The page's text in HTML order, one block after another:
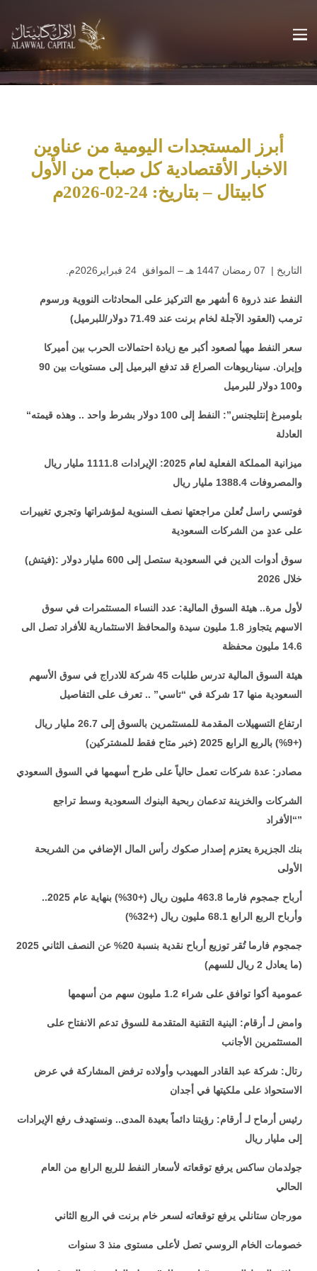
أبرز المستجدات اليومية من عناوين
الاخبار الأقتصادية كل صباح من الأول
كابيتال – بتاريخ: 24-02-2026م
.التاريخ | 07 رمضان 1447 هـ – الموافق 24 فبراير2026م
النفط عند ذروة 6 أشهر مع التركيز على المحادثات النووية ورسوم
ترمب (العقود الآجلة لخام برنت عند 71.49 دولار/للبرميل)
سعر النفط مهيأ لصعود أكبر مع زيادة احتمالات الحرب بين أميركا
وإيران. سيناريوهات الصراع قد تدفع البرميل إلى مستويات بين 90
و100 دولار للبرميل
“بلومبرغ إنتليجنس”: النفط إلى 100 دولار بشرط واحد .. وهذه قيمته
العادلة
ميزانية المملكة الفعلية لعام 2025: الإيرادات 1111.8 مليار ريال
والمصروفات 1388.4 مليار ريال
فوتسي راسل تُعلن مراجعتها نصف السنوية لمؤشراتها وتجري تغييرات
على عددٍ من الشركات السعودية
(فيتش): سوق أدوات الدين في السعودية ستصل إلى 600 مليار دولار
خلال 2026
لأول مرة.. هيئة السوق المالية: عدد النساء المستثمرات في سوق
الاسهم يتجاوز 1.8 مليون سيدة والمحافظ الاستثمارية للأفراد تصل الى
14.6 مليون محفظة
هيئة السوق المالية تدرس طلبات 45 شركة للادراج في سوق الأسهم
السعودية منها 17 شركة في “تاسي” .. تعرف على التفاصيل
ارتفاع التسهيلات المقدمة للمستثمرين بالسوق إلى 26.7 مليار ريال
(+9%) بالربع الرابع 2025 (خبر متاح فقط للمشتركين)
مصادر: عدة شركات تعمل حالياً على طرح أسهمها في السوق السعودي
الشركات والخزينة تدعمان ربحية البنوك السعودية وسط تراجع
“الأفراد”
بنك الجزيرة يعتزم إصدار صكوك رأس المال الإضافي من الشريحة
الأولى
أرباح جمجوم فارما 463.8 مليون ريال (+30%) بنهاية عام 2025..
وأرباح الربع الرابع 68.1 مليون ريال (+32%)
جمجوم فارما تُقر توزيع أرباح نقدية بنسبة 20% عن النصف الثاني 2025
(ما يعادل 2 ريال للسهم)
عمومية أكوا توافق على شراء 1.2 مليون سهم من أسهمها
وامض لـ أرقام: البنية التقنية المتقدمة للسوق تدعم الانفتاح على
المستثمرين الأجانب
رتال: شركة عبد القادر المهيدب وأولاده ترفض المشاركة في عرض
الاستحواذ على ملكيتها في أجدان
رئيس أرماح لـ أرقام: رؤيتنا دائماً بعيدة المدى.. ونستهدف رفع الإيرادات
إلى مليار ريال
جولدمان ساكس يرفع توقعاته لأسعار النفط للربع الرابع من العام
الحالي
مورجان ستانلي يرفع توقعاته لسعر خام برنت في الربع الثاني
خصومات الخام الروسي تصل لأعلى مستوى منذ 3 سنوات